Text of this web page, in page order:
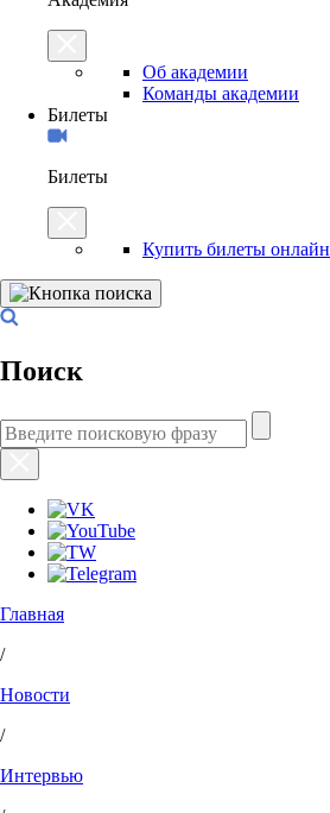
Об академии
Команды академии
Билеты
Билеты
Купить билеты онлайн
Поиск
Главная
/
Новости
/
Интервью